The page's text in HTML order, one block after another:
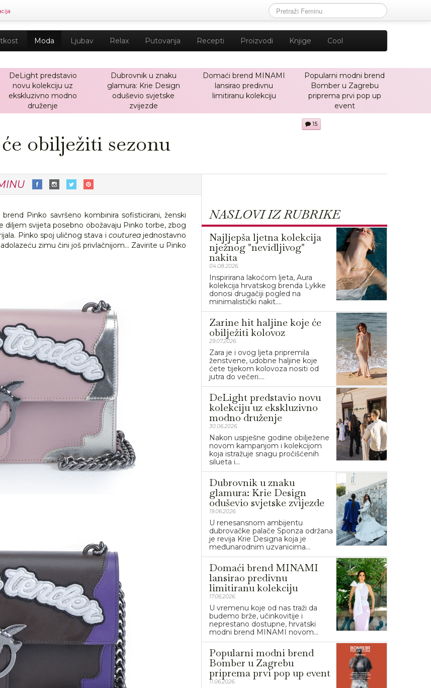
Moda Ljubav Relax Putovanja Recepti Proizvodi Knjige Cool
DeLight predstavio
novu kolekciju uz
ekskluzivno modno
druženje
Dubrovnik u znaku
glamura: Krie Design
oduševio svjetske
zvijezde
Domaći brend MINAMI
lansirao predivnu
limitiranu kolekciju
Popularni modni brend
Bomber u Zagrebu
priprema prvi pop up
event
obilježiti sezonu
15
Pinko savršeno kombinira sofisticirani, ženski
svijeta posebno obožavaju Pinko torbe, zbog
Pinko spoj uličnog stava i coutureajednostavno
zimu čini još privlačnijom... Zavirite u Pinko
NASLOVI IZ RUBRIKE
Najljepša ljetna kolekcija
nježnog "nevidljivog"
nakita
04.08.2026.
Inspirirana lakoćom ljeta, Aura
kolekcija hrvatskog brenda Lykke
donosi drugačiji pogled na
minimalistički nakit....
Zarine hit haljine koje će
obilježiti kolovoz
29.07.2026.
Zara je i ovog ljeta pripremila
ženstvene, udobne haljine koje
ćete tijekom kolovoza nositi od
jutra do večeri....
DeLight predstavio novu
kolekciju uz ekskluzivno
modno druženje
30.06.2026.
Nakon uspješne godine obilježene
novom kampanjom i kolekcijom
koja istražuje snagu pročišćenih
silueta i...
Dubrovnik u znaku
glamura: Krie Design
oduševio svjetske zvijezde
19.06.2026.
U renesansnom ambijentu
dubrovačke palače Sponza održana
je revija Krie Designa koja je
međunarodnim uzvanicima...
Domaći brend MINAMI
lansirao predivnu
limitiranu kolekciju
17.06.2026.
U vremenu koje od nas traži da
budemo brže, učinkovitije i
neprestano dostupne, hrvatski
modni brend MINAMI novom...
Popularni modni brend
Bomber u Zagrebu
priprema prvi pop up event
11.06.2026.